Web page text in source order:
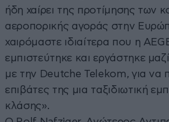
ήδη χαίρει της προτίμησης των
αεροπορικής αγοράς στην
χαιρόμαστε ιδιαίτερα που η
εμπιστεύτηκε και εργάστηκε
με την Deutche Telekom, για να
επιβάτες της μια ταξιδιωτική
κλάσης».